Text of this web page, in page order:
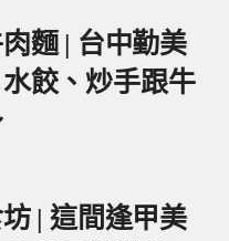
麵 | 台中勤美
餃、炒手跟牛
| 這間逢甲美